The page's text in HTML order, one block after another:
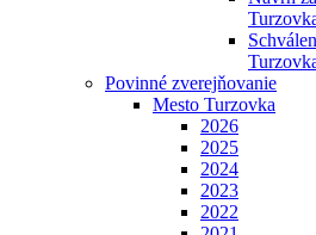
Povinné zverejňovanie
Mesto Turzovka
2026
2025
2024
2023
2022